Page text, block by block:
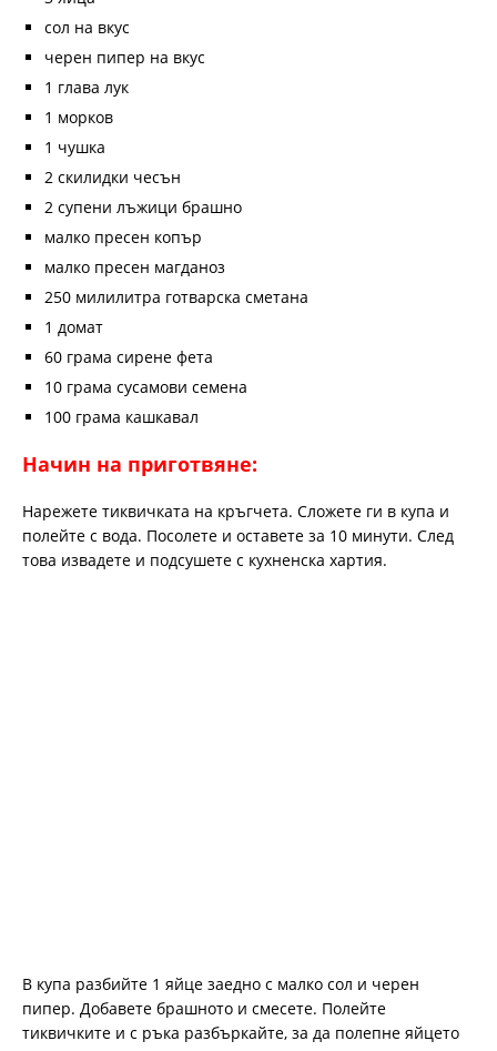
сол на вкус
черен пипер на вкус
1 глава лук
1 морков
1 чушка
2 скилидки чесън
2 супени лъжици брашно
малко пресен копър
малко пресен магданоз
250 милилитра готварска сметана
1 домат
60 грама сирене фета
10 грама сусамови семена
100 грама кашкавал
Начин на приготвяне:
Нарежете тиквичката на кръгчета. Сложете ги в купа и
полейте с вода. Посолете и оставете за 10 минути. След
това извадете и подсушете с кухненска хартия.
В купа разбийте 1 яйце заедно с малко сол и черен
пипер. Добавете брашното и смесете. Полейте
тиквичките и с ръка разбъркайте, за да полепне яйцето